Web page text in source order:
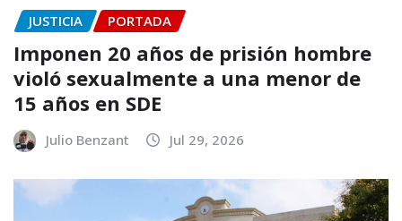
JUSTICIA PORTADA
Imponen 20 años de prisión hombre
violó sexualmente a una menor de
15 años en SDE
Julio Benzant Jul 29, 2026